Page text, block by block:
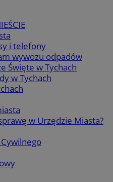
i telefony
wywozu odpadów
Święte w Tychach
w Tychach
w Urzędzie Miasta?